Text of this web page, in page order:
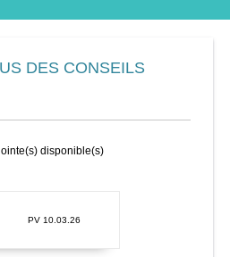
DES CONSEILS
disponible(s)
PV 10.03.26